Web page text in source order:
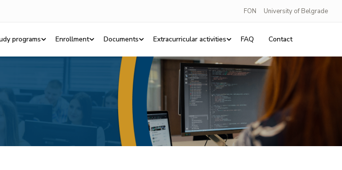
FON University of Belgrade
programs Enrollment Documents Extracurricular activities FAQ Contact